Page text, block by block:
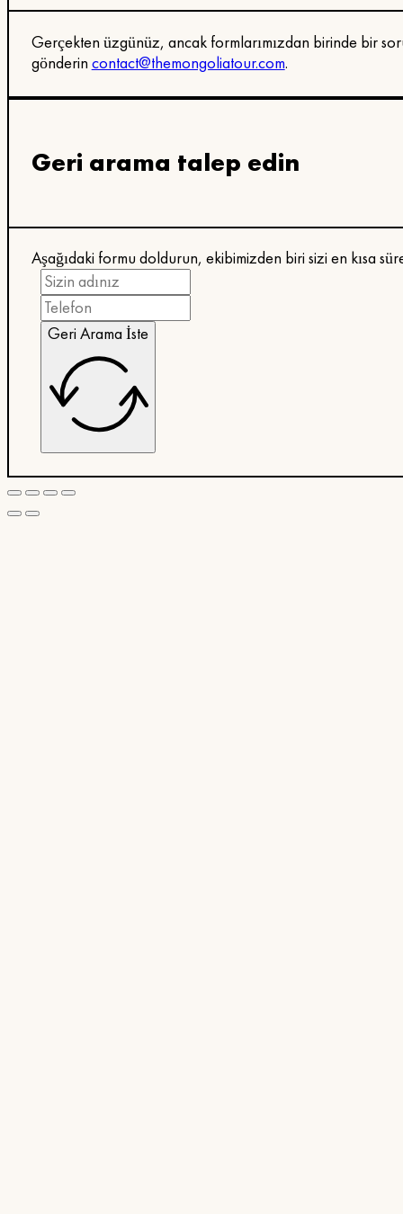
Gerçekten üzgünüz, ancak formlarımızdan birinde bir
gönderin contact@themongoliatour.com.
Geri arama talep edin
Aşağıdaki formu doldurun, ekibimizden biri sizi en kısa
Geri Arama İste